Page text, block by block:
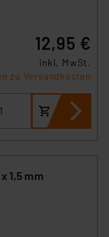
12,95 €
inkl. MwSt.
zu Versandkosten
1,5 mm